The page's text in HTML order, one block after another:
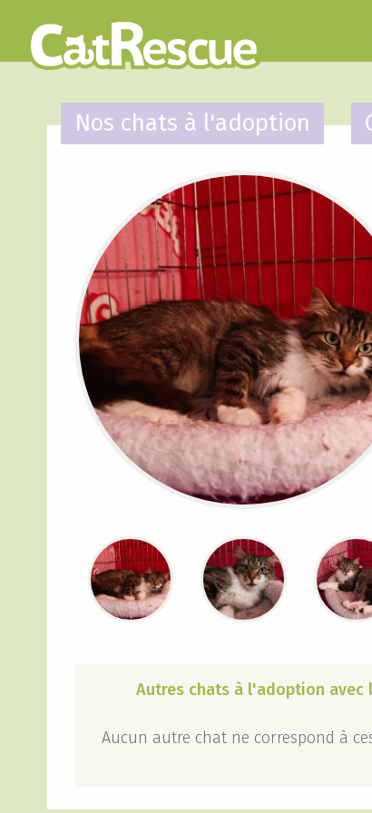
Nos chats à l'adoption
Autres chats à l'adoption avec
Aucun autre chat ne correspond à